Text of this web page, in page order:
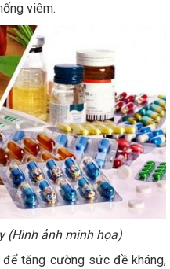
viêm.
(Hình ảnh minh họa)
tăng cường sức đề kháng,